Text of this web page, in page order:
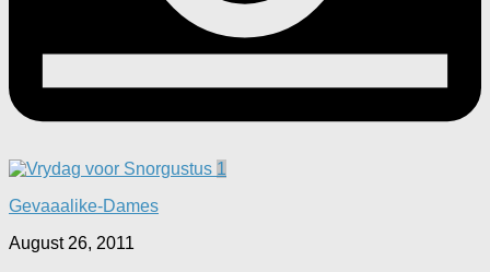
1
Gevaaalike-Dames
August 26, 2011